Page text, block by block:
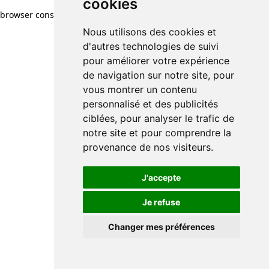
cookies
Nous utilisons des cookies et
d'autres technologies de suivi
pour améliorer votre expérience
de navigation sur notre site, pour
vous montrer un contenu
personnalisé et des publicités
ciblées, pour analyser le trafic de
notre site et pour comprendre la
provenance de nos visiteurs.
J'accepte
Je refuse
Changer mes préférences
browser console for more information)